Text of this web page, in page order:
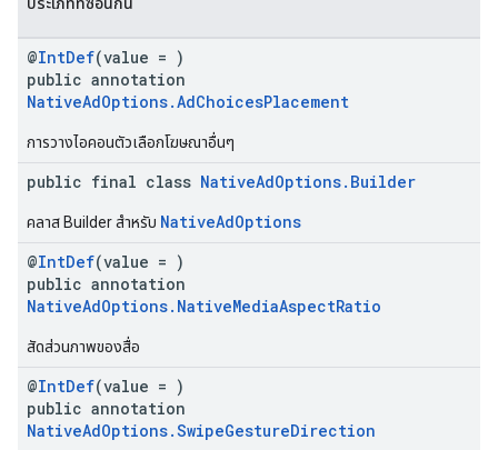
@IntDef(value = )
public annotation
NativeAdOptions.AdChoicesPlacement
การวางไอคอนตัวเลือกโฆษณาอื่นๆ
public final class NativeAdOptions.Builder
คลาส Builder สำหรับ NativeAdOptions
@IntDef(value = )
public annotation
NativeAdOptions.NativeMediaAspectRatio
สัดส่วนภาพของสื่อ
@IntDef(value = )
public annotation
NativeAdOptions.SwipeGestureDirection